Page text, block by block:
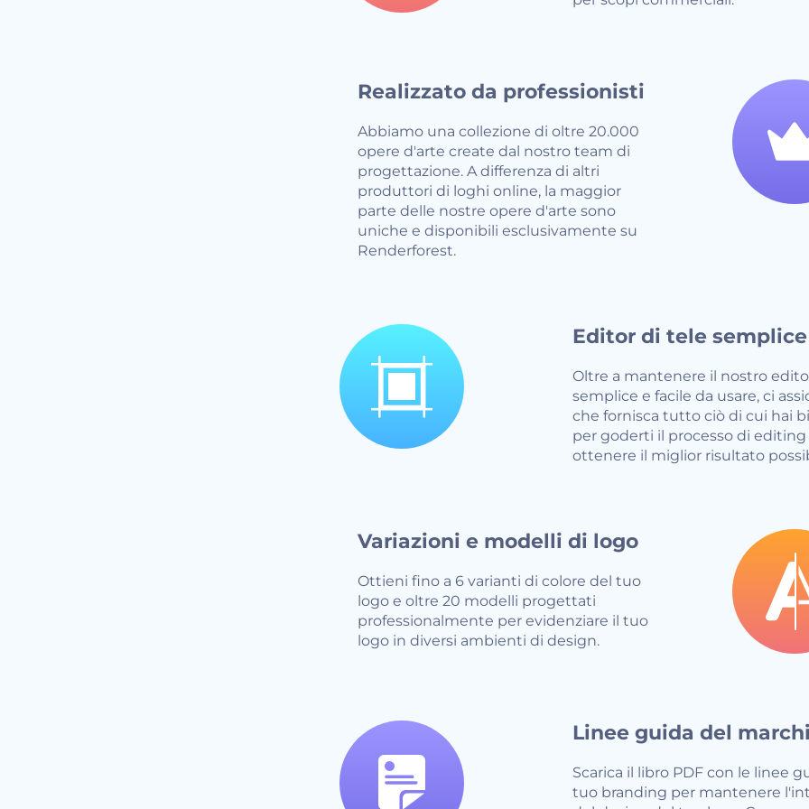
Realizzato da professionisti
Abbiamo una collezione di oltre 20.000
opere d'arte create dal nostro team di
progettazione. A differenza di altri
produttori di loghi online, la maggior
parte delle nostre opere d'arte sono
uniche e disponibili esclusivamente su
Renderforest.
Editor di tele semplice
Oltre a mantenere il nostro
semplice e facile da usare, ci
che fornisca tutto ciò di cui hai
per goderti il processo di editing
ottenere il miglior risultato
Variazioni e modelli di logo
Ottieni fino a 6 varianti di colore del tuo
logo e oltre 20 modelli progettati
professionalmente per evidenziare il tuo
logo in diversi ambienti di design.
Linee guida del
Scarica il libro PDF con le linee
tuo branding per mantenere